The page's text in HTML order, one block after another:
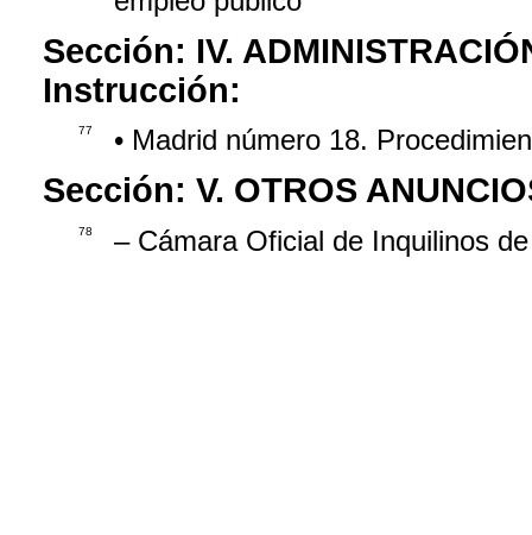
Sección: IV.
Instrucción:
77 • Madrid número 18.
Sección: V. OTROS
78 – Cámara Oficial de Inquilinos